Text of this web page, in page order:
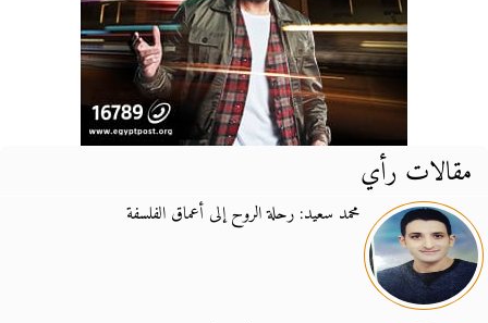
مقالات رأي
محمد سعيد: رحلة الروح إلى أعماق الفلسفة